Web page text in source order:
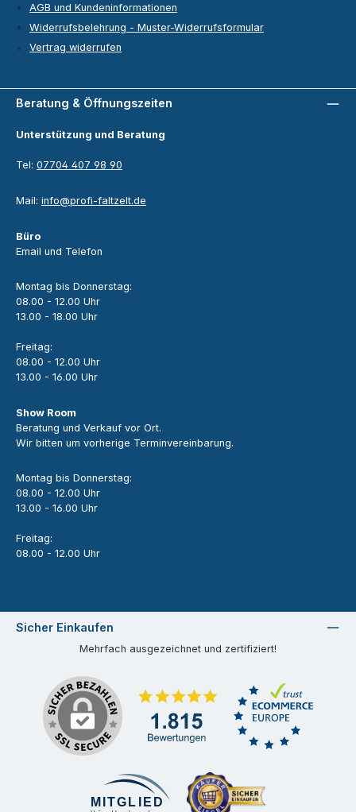
Beratung & Öffnungszeiten
Unterstützung und Beratung
Tel: 07704 407 98 90
Mail: info@profi-faltzelt.de
Büro
Email und Telefon
Montag bis Donnerstag:
08.00 - 12.00 Uhr
13.00 - 18.00 Uhr
Freitag:
08.00 - 12.00 Uhr
13.00 - 16.00 Uhr
Show Room
Beratung und Verkauf vor Ort.
Wir bitten um vorherige Terminvereinbarung.
Montag bis Donnerstag:
08.00 - 12.00 Uhr
13.00 - 16.00 Uhr
Freitag:
08.00 - 12.00 Uhr
AGB und Kundeninformationen
Widerrufsbelehrung - Muster-Widerrufsformular
Vertrag widerrufen
Sicher Einkaufen
Mehrfach ausgezeichnet und zertifiziert!